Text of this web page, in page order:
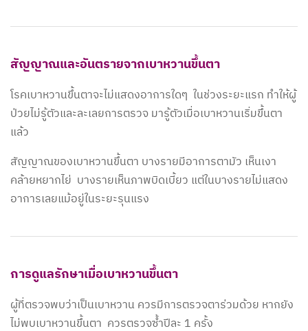
สัญญาณและอันตรายจากเบาหวานขึ้นตา
โรคเบาหวานขึ้นตาจะไม่แสดงอาการใดๆ ในช่วงระยะแรก ทำให้ผู้
ป่วยไม่รู้ตัวและละเลยการตรวจ มารู้ตัวเมื่อเบาหวานเริ่มขึ้นตา
แล้ว
สัญญาณของเบาหวานขึ้นตา บางรายมีอาการตามัว เห็นเงา
คล้ายหยากไย่ บางรายเห็นภาพบิดเบี้ยว แต่ในบางรายไม่แสดง
อาการเลยแม้อยู่ในระยะรุนแรง
การดูแลรักษาเมื่อเบาหวานขึ้นตา
ผู้ที่ตรวจพบว่าเป็นเบาหวาน ควรมีการตรวจตาร่วมด้วย หากยัง
ไม่พบเบาหวานขึ้นตา ควรตรวจซ้ำปีละ 1 ครั้ง